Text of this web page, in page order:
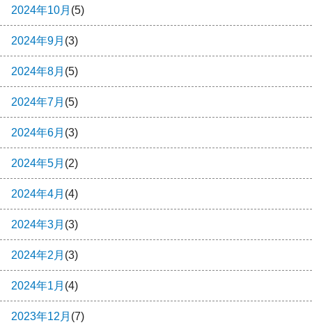
2024年10月 (5)
2024年9月 (3)
2024年8月 (5)
2024年7月 (5)
2024年6月 (3)
2024年5月 (2)
2024年4月 (4)
2024年3月 (3)
2024年2月 (3)
2024年1月 (4)
2023年12月 (7)